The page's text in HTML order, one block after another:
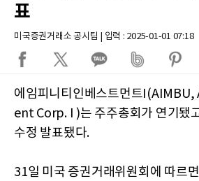
표
미국증권거래소 공시팀 | 입력 : 2025-01-01 07:18
에임피니티인베스트먼트
ent Corp. I )는 주주총회가 연기됐
수정 발표됐다.
31일 미국 증권거래위원회에 따르